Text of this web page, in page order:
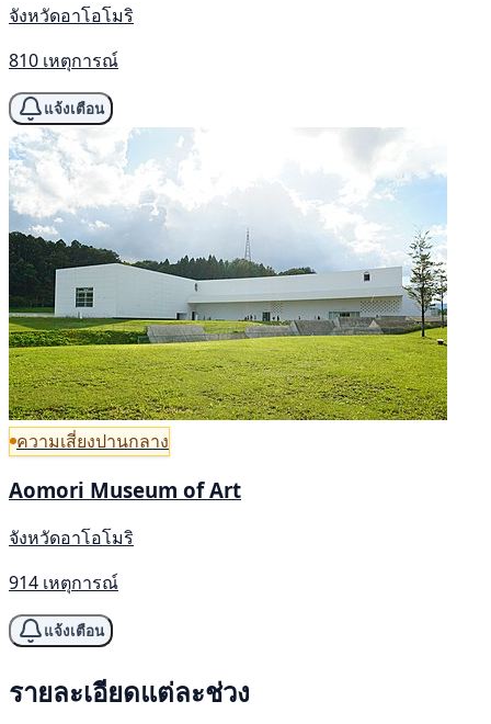
จังหวัดอาโอโมริ
810 เหตุการณ์
แจ้งเตือน
ความเสี่ยงปานกลาง
Aomori Museum of Art
จังหวัดอาโอโมริ
914 เหตุการณ์
แจ้งเตือน
รายละเอียดแต่ละช่วง